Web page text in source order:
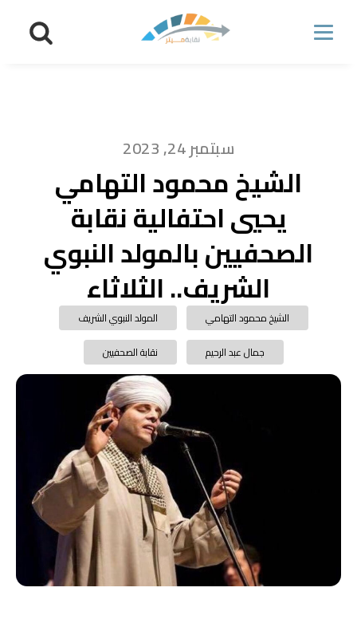
سبتمبر 24, 2023
الشيخ محمود التهامي
يحيي احتفالية نقابة
الصحفيين بالمولد النبوي
الشريف.. الثلاثاء
الشيخ محمود التهامي
المولد النبوي الشريف
جمال عبد الرحيم
نقابة الصحفيين